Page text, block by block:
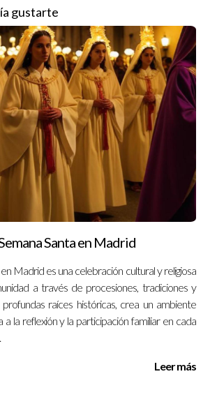
gustarte
Santa en Madrid
Madrid es una celebración cultural y religiosa
a través de procesiones, tradiciones y
raíces históricas, crea un ambiente
la reflexión y la participación familiar en cada
Leer más